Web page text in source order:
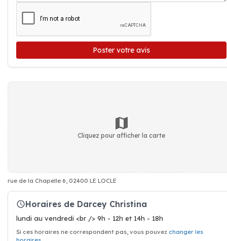
Poster votre avis
Cliquez pour afficher la carte
rue de la Chapelle 6, 02400 LE LOCLE
Horaires de Darcey Christina
lundi au vendredi <br /> 9h - 12h et 14h - 18h
Si ces horaires ne correspondent pas, vous pouvez changer les